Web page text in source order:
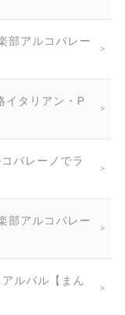
部アルコバレー
イタリアン・P
バレーノでラ
部アルコバレー
ルバル【まん